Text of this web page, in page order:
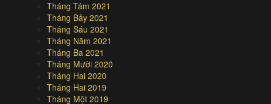
Tháng Tám 2021
Tháng Bảy 2021
Tháng Sáu 2021
Tháng Năm 2021
Tháng Ba 2021
Tháng Mười 2020
Tháng Hai 2020
Tháng Hai 2019
Tháng Một 2019